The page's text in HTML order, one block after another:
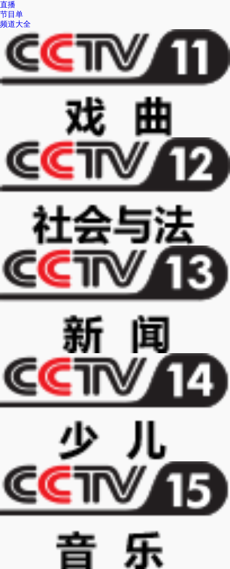
直播
节目单
频道大全